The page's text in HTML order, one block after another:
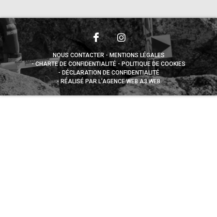
NOUS CONTACTER
MENTIONS LÉGALES
CHARTE DE CONFIDENTIALITÉ
POLITIQUE DE COOKIES
DÉCLARATION DE CONFIDENTIALITÉ
RÉALISÉ PAR L’AGENCE WEB A3 WEB